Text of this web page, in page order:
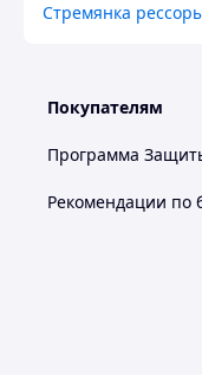
Стремянка
Покупателям
Программа
Рекомендации по